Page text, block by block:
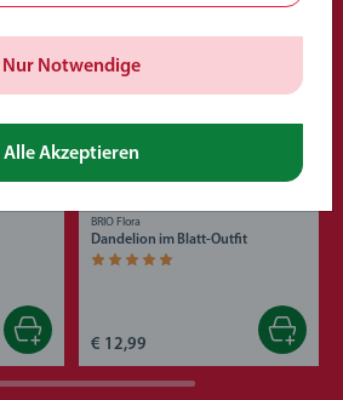
4,9 von 5 Sternen.
Dandelion im Blatt-Outfit
Durchschnittliche Bewertung 4,9 von 5
BRIO Flora
€ 12,99
Nur Notwendige
Alle Akzeptieren